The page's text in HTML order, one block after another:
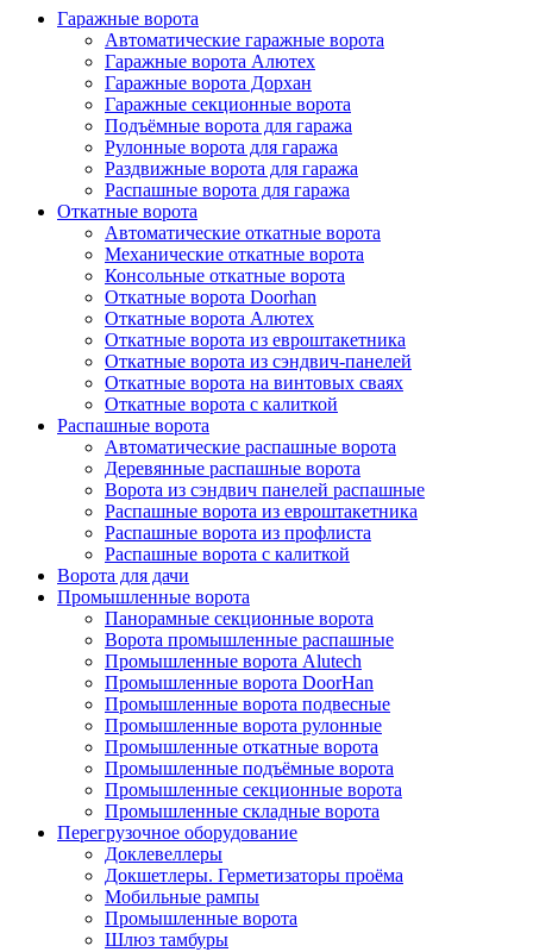
Гаражные ворота
Автоматические гаражные ворота
Гаражные ворота Алютех
Гаражные ворота Дорхан
Гаражные секционные ворота
Подъёмные ворота для гаража
Рулонные ворота для гаража
Раздвижные ворота для гаража
Распашные ворота для гаража
Откатные ворота
Автоматические откатные ворота
Механические откатные ворота
Консольные откатные ворота
Откатные ворота Doorhan
Откатные ворота Алютех
Откатные ворота из евроштакетника
Откатные ворота из сэндвич-панелей
Откатные ворота на винтовых сваях
Откатные ворота с калиткой
Распашные ворота
Автоматические распашные ворота
Деревянные распашные ворота
Ворота из сэндвич панелей распашные
Распашные ворота из евроштакетника
Распашные ворота из профлиста
Распашные ворота с калиткой
Ворота для дачи
Промышленные ворота
Панорамные секционные ворота
Ворота промышленные распашные
Промышленные ворота Alutech
Промышленные ворота DoorHan
Промышленные ворота подвесные
Промышленные ворота рулонные
Промышленные откатные ворота
Промышленные подъёмные ворота
Промышленные секционные ворота
Промышленные складные ворота
Перегрузочное оборудование
Доклевеллеры
Докшетлеры. Герметизаторы проёма
Мобильные рампы
Промышленные ворота
Шлюз тамбуры